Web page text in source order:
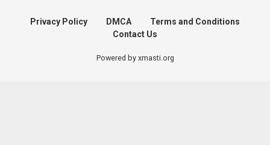
Privacy Policy DMCA
Terms and Conditions
Contact Us
Powered by xmasti.org